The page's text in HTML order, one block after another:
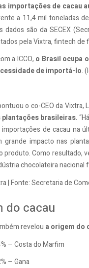
importações de cacau
a 11,4 mil toneladas
dados são da SECEX
pela Vixtra, fintech de
a ICCO, o Brasil ocupa
de importá-lo.
o co-CEO da Vixtra,
plantações brasileiras.
de cacau na
grande impacto nas
produto. Como resultado,
chocolateira nacional
| Fonte: Secretaria de
do cacau
revelou a origem do
– Costa do Marfim
– Gana